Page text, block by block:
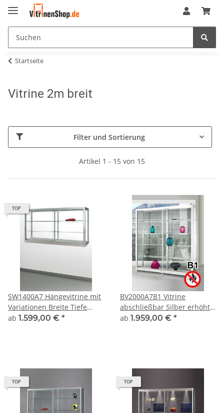
Startseite
Vitrine 2m breit
Filter und Sortierung
Artikel 1 - 15 von 15
TOP
SW1400A7 Hängevitrine mit
Variationen Breite Tiefe
Höhe wählbar
ab 1.599,00 € *
BV2000A7B1 Vitrine
abschließbar Silber erhöht
auf kurzen Beinen
ab 1.959,00 € *
TOP TOP